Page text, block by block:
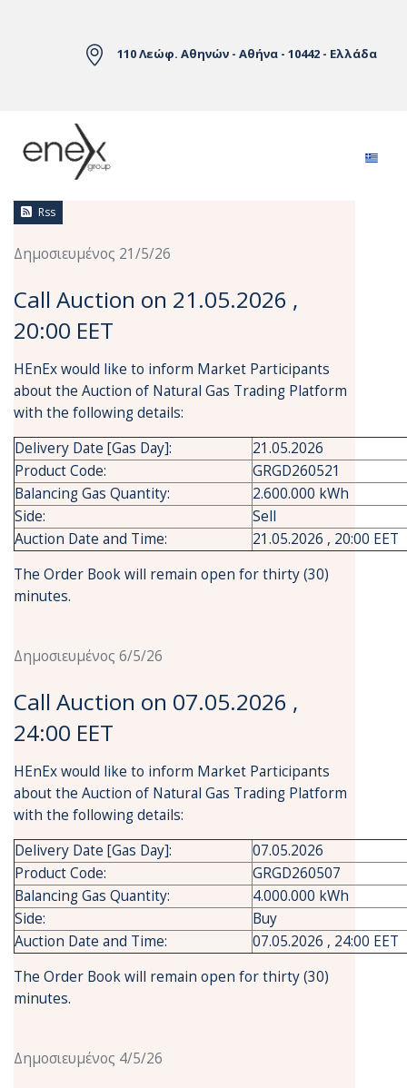
110 Λεώφ. Αθηνών - Αθήνα - 10442 - Ελλάδα
Ειδήσεις
Rss
Δημοσιευμένος 21/5/26
Call Auction on 21.05.2026 ,
20:00 EET
HEnEx would like to inform Market Participants
about the Auction of Natural Gas Trading Platform
with the following details:
Delivery Date [Gas Day]:
21.05.2026
Product Code:
GRGD260521
Balancing Gas Quantity:
2.600.000 kWh
Side:
Sell
Auction Date and Time:
21.05.2026 , 20:00 EET
The Order Book will remain open for thirty (30)
minutes.
Δημοσιευμένος 6/5/26
Call Auction on 07.05.2026 ,
24:00 EET
HEnEx would like to inform Market Participants
about the Auction of Natural Gas Trading Platform
with the following details:
Delivery Date [Gas Day]:
07.05.2026
Product Code:
GRGD260507
Balancing Gas Quantity:
4.000.000 kWh
Side:
Buy
Auction Date and Time:
07.05.2026 , 24:00 EET
The Order Book will remain open for thirty (30)
minutes.
Δημοσιευμένος 4/5/26